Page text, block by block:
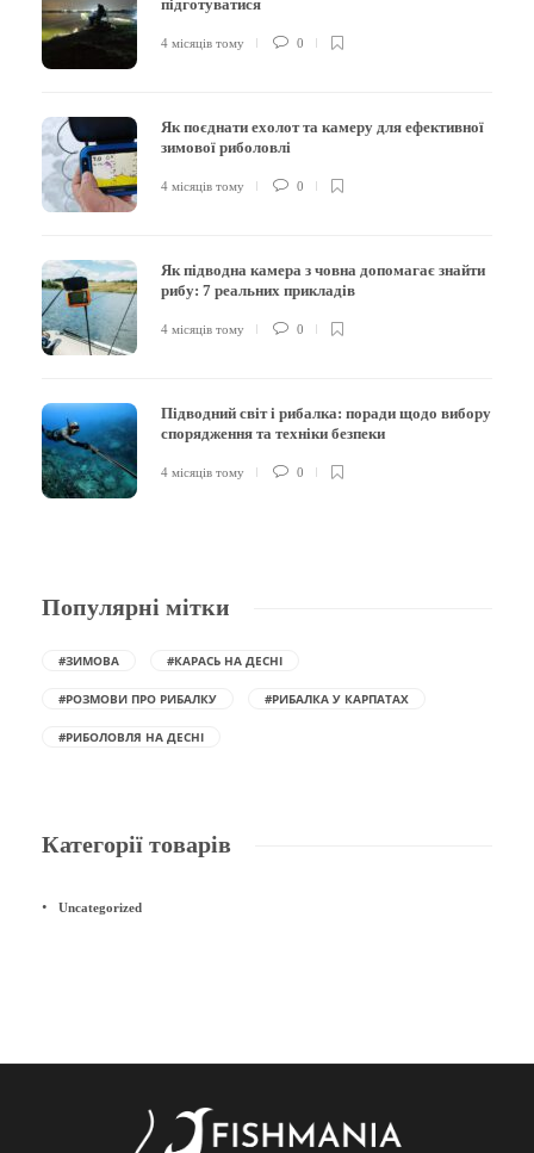
підготуватися
4 місяців тому 0
Як поєднати ехолот та камеру для ефективної
зимової риболовлі
4 місяців тому 0
Як підводна камера з човна допомагає знайти
рибу: 7 реальних прикладів
4 місяців тому 0
Підводний світ і рибалка: поради щодо вибору
спорядження та техніки безпеки
4 місяців тому 0
Популярні мітки
#ЗИМОВА #КАРАСЬ НА ДЕСНІ
#РОЗМОВИ ПРО РИБАЛКУ #РИБАЛКА У КАРПАТАХ
#РИБОЛОВЛЯ НА ДЕСНІ
Категорії товарів
Uncategorized